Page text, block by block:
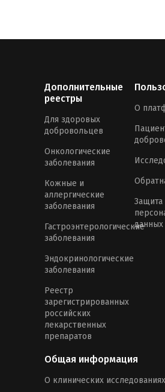
Дополнительные
реестры
Для здоровых
добровольцев
Онкологические
заболевания
Кожные и
аллергические
заболевания
Гастроэнтерологические
заболевания
Эндокринологические
заболевания
Реестр
зарегистрированных
российских
лекарственных
препаратов
О
Защита
данных
Общая информация
О клинических исследованиях